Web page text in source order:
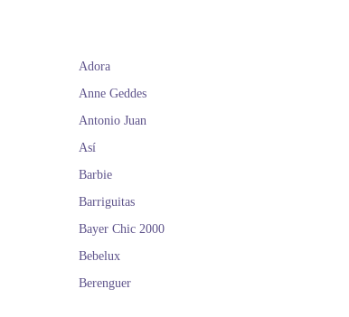
Adora
Anne Geddes
Antonio Juan
Así
Barbie
Barriguitas
Bayer Chic 2000
Bebelux
Berenguer